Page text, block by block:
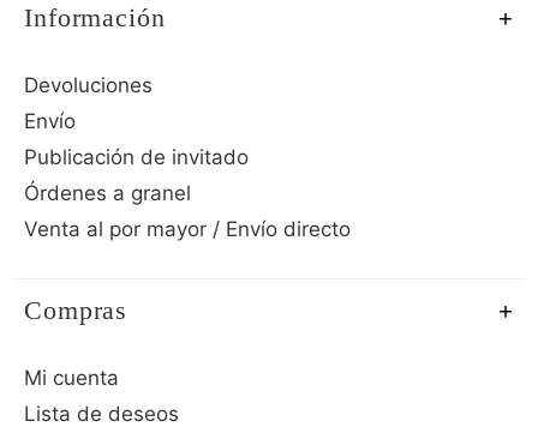
Información
Devoluciones
Envío
Publicación de invitado
Órdenes a granel
Venta al por mayor / Envío directo
Compras
Mi cuenta
Lista de deseos